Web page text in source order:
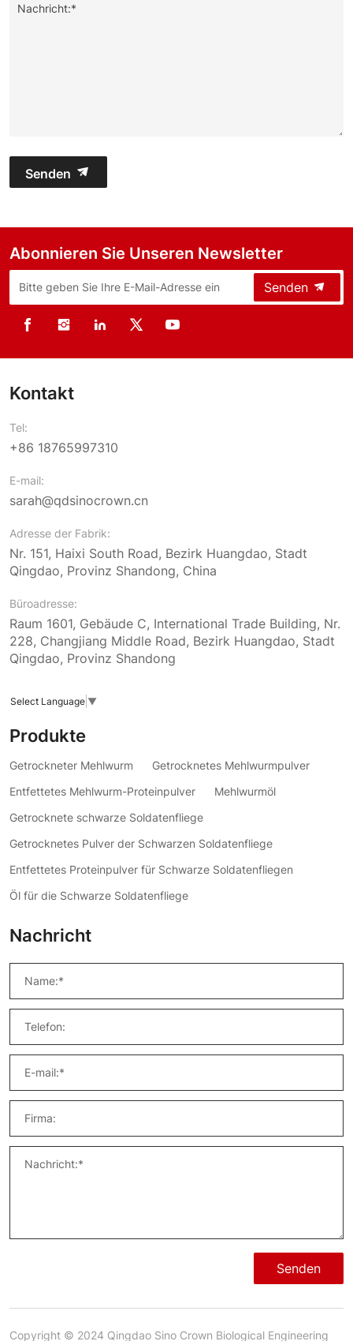
Nachricht:*
Senden
Abonnieren Sie Unseren Newsletter
Senden
Kontakt
Tel:
+86 18765997310
E-mail:
sarah@qdsinocrown.cn
Adresse der Fabrik:
Nr. 151, Haixi South Road, Bezirk Huangdao, Stadt
Qingdao, Provinz Shandong, China
Büroadresse:
Raum 1601, Gebäude C, International Trade Building, Nr.
228, Changjiang Middle Road, Bezirk Huangdao, Stadt
Qingdao, Provinz Shandong
Select Language ▼
Produkte
Getrockneter Mehlwurm
Getrocknetes Mehlwurmpulver
Entfettetes Mehlwurm-Proteinpulver
Mehlwurmöl
Getrocknete schwarze Soldatenfliege
Getrocknetes Pulver der Schwarzen Soldatenfliege
Entfettetes Proteinpulver für Schwarze Soldatenfliegen
Öl für die Schwarze Soldatenfliege
Nachricht
Senden
Copyright © 2024 Qingdao Sino Crown Biological Engineering